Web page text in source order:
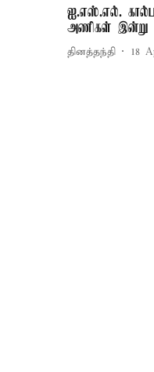
ஐ.எஸ்.எல்.
அணிகள் இன்று
தினத்தந்தி 18